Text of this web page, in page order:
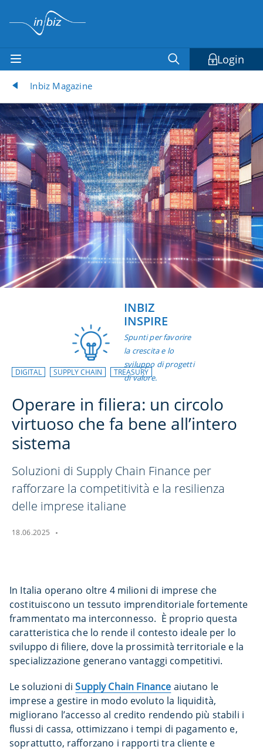
Login
Inbiz Magazine
INBIZ
INSPIRE
Spunti per favorire
la crescita e lo
sviluppo di progetti
di valore.
DIGITAL SUPPLY CHAIN TREASURY
Operare in filiera: un circolo
virtuoso che fa bene all’intero
sistema
Soluzioni di Supply Chain Finance per
rafforzare la competitività e la resilienza
delle imprese italiane
18.06.2025
In Italia operano oltre 4 milioni di imprese che
costituiscono un tessuto imprenditoriale fortemente
frammentato ma interconnesso. È proprio questa
caratteristica che lo rende il contesto ideale per lo
sviluppo di filiere, dove la prossimità territoriale e la
specializzazione generano vantaggi competitivi.
Le soluzioni diSupply Chain Finance aiutano le
imprese a gestire in modo evoluto la liquidità,
migliorano l’accesso al credito rendendo più stabili i
flussi di cassa, ottimizzano i tempi di pagamento e,
soprattutto, rafforzano i rapporti tra cliente e